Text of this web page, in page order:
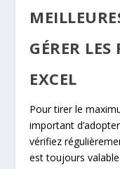
GÉRER
EXCEL
Pour tirer le
important
vérifiez
est toujours